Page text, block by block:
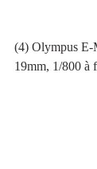
(4) Olympus
19mm, 1/800 à